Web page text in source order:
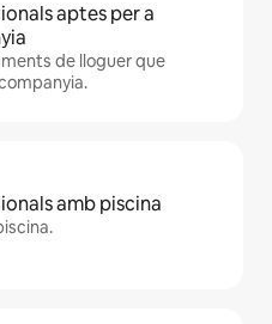
aptes per a
de lloguer que
amb piscina